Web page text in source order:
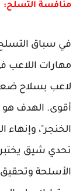
منافسة التسلح:
في سباق
مهارات اللاعب
لاعب بسلاح
أقوى. الهدف هو
الخنجر"، وإنهاء
تحدي شيق
الأسلحة